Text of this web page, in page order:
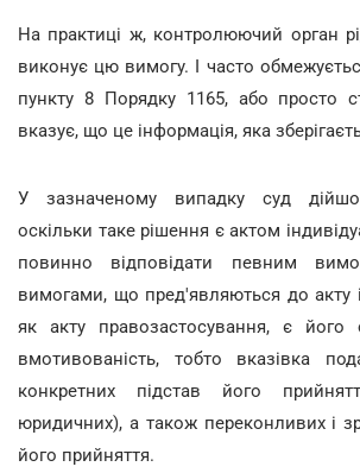
На практиці ж, контролюючий орган
виконує цю вимогу. І часто
пункту 8 Порядку 1165, або просто
вказує, що це інформація, яка
У зазначеному випадку суд
оскільки таке рішення є актом
повинно відповідати певним
вимогами, що пред'являються до акту
як акту правозастосування, є його
вмотивованість, тобто вказівка
конкретних підстав його
юридичних), а також переконливих і
його прийняття.